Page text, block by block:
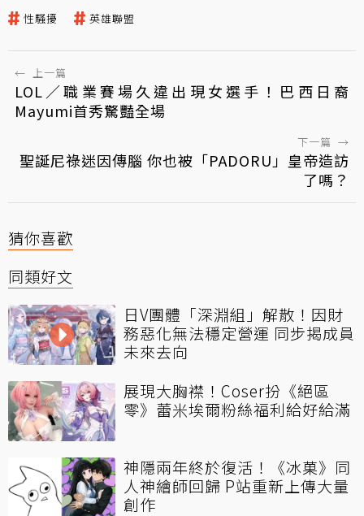
性騷擾 英雄聯盟
← 上一篇
LOL／職業賽場久違出現女選手！巴西日裔
Mayumi首秀驚豔全場
下一篇 →
聖誕尼祿迷因傳腦 你也被「PADORU」皇帝造訪
了嗎？
猜你喜歡
同類好文
日V團體「深淵組」解散！因財
務惡化無法穩定營運 同步揭成員
未來去向
展現大胸襟！Coser扮《絕區
零》蕾米埃爾粉絲福利給好給滿
神隱兩年終於復活！《冰菓》同
人神繪師回歸 P站重新上傳大量
創作